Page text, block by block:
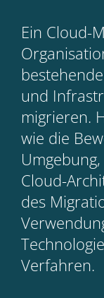
Ein Cloud-
und
migrieren.
wie die
Cloud-
des
Verfahren.